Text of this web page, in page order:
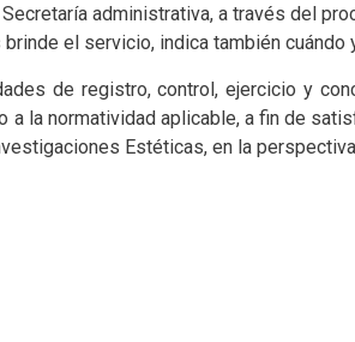
administrativa, a través del
el servicio, indica también cuándo
de registro, control, ejercicio y
la normatividad aplicable, a fin de
Estéticas, en la perspectiva